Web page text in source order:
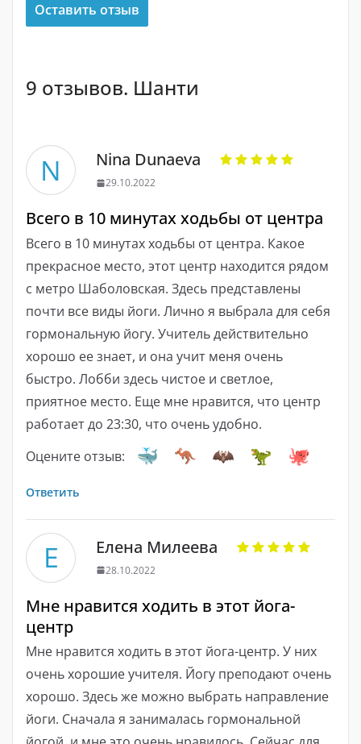
Оставить отзыв
9 отзывов. Шанти
N Nina Dunaeva
29.10.2022
Всего в 10 минутах ходьбы от центра
Всего в 10 минутах ходьбы от центра. Какое
прекрасное место, этот центр находится рядом
с метро Шаболовская. Здесь представлены
почти все виды йоги. Лично я выбрала для себя
гормональную йогу. Учитель действительно
хорошо ее знает, и она учит меня очень
быстро. Лобби здесь чистое и светлое,
приятное место. Еще мне нравится, что центр
работает до 23:30, что очень удобно.
Оцените отзыв:
Ответить
Е Елена Милеева
28.10.2022
Мне нравится ходить в этот йога-
центр
Мне нравится ходить в этот йога-центр. У них
очень хорошие учителя. Йогу преподают очень
хорошо. Здесь же можно выбрать направление
йоги. Сначала я занималась гормональной